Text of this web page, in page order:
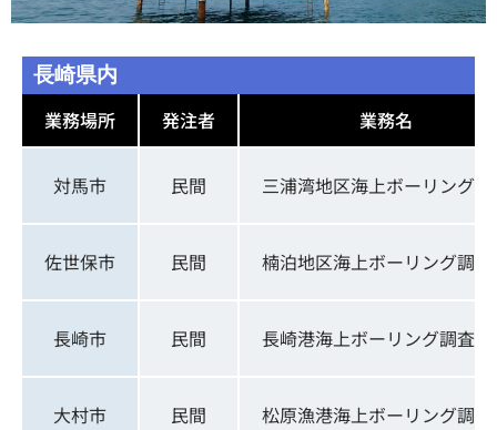
長崎県内
業務場所 発注者 業務名
対馬市 民間 三浦湾地区海上ボーリング
佐世保市 民間 楠泊地区海上ボーリング調査
長崎市 民間 長崎港海上ボーリング調査
大村市 民間 松原漁港海上ボーリング調査